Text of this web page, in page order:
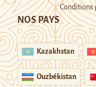
Conditions
NOS PAYS
Kazakhstan
Ouzbékistan